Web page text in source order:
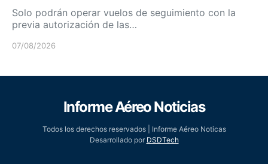
Solo podrán operar vuelos de seguimiento con la
previa autorización de las…
07/08/2026
Informe Aéreo Noticias
Todos los derechos reservados | Informe Aéreo Noticas
Desarrollado por DSDTech